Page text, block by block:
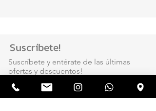
Suscríbete!
Suscríbete y entérate de las últimas
ofertas y descuentos!
Ingresa tu E-mail: